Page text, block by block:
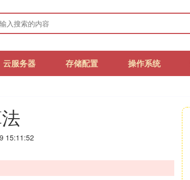
云服务器 存储配置 操作系统
15:11:52